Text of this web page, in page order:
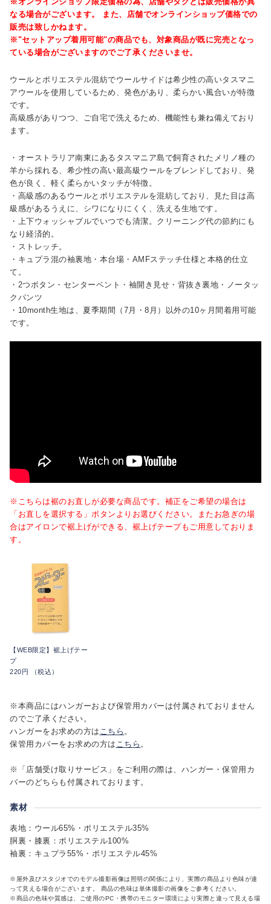
なる場合がございます。 また、店舗でオンラインショップ価格での
販売は致しかねます。
※"セットアップ着用可能"の商品でも、対象商品が既に完売となっ
ている場合がございますのでご了承くださいませ。
ウールとポリエステル混紡でウールサイドは希少性の高いタスマニ
アウールを使用しているため、発色があり、柔らかい風合いが特徴
です。
高級感がありつつ、ご自宅で洗えるため、機能性も兼ね備えており
ます。
・オーストラリア南東にあるタスマニア島で飼育されたメリノ種の
羊から採れる、希少性の高い最高級ウールをブレンドしており、発
色が良く、軽く柔らかいタッチが特徴。
・高級感のあるウールとポリエステルを混紡しており、見た目は高
級感があるうえに、シワになりにくく、洗える生地です。
・上下ウォッシャブルでいつでも清潔。クリーニング代の節約にも
なり経済的。
・ストレッチ。
・キュプラ混の袖裏地・本台場・AMFステッチ仕様と本格的仕立
て。
・2つボタン・センターベント・袖開き見せ・背抜き裏地・ノータッ
クパンツ
・10month生地は、夏季期間（7月・8月）以外の10ヶ月間着用可能
です。
※こちらは裾のお直しが必要な商品です。補正をご希望の場合は
「お直しを選択する」ボタンよりお選びください。またお急ぎの場
合はアイロンで裾上げができる、裾上げテープもご用意しておりま
す。
【WEB限定】裾上げテー
プ
220円 （税込）
※本商品にはハンガーおよび保管用カバーは付属されておりません
のでご了承ください。
ハンガーをお求めの方は こちら 。
保管用カバーをお求めの方は こちら 。
※「店舗受け取りサービス」をご利用の際は、ハンガー・保管用カ
バーのどちらも付属されております。
素材
表地：ウール65%・ポリエステル35%
胴裏・膝裏：ポリエステル100%
袖裏：キュプラ55%・ポリエステル45%
※屋外及びスタジオでのモデル撮影画像は照明の関係により、実際の商品より色味が違
って見える場合がございます。 商品の色味は単体撮影の画像をご参考ください。
※商品の色味や質感は、ご使用のPC・携帯のモニター環境により実際と違って見える場